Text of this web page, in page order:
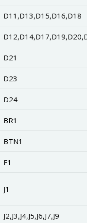
D11,D13,D15,D16,D18
D21
D23
D24
BR1
BTN1
F1
J1
J2,J3,J4,J5,J6,J7,J9